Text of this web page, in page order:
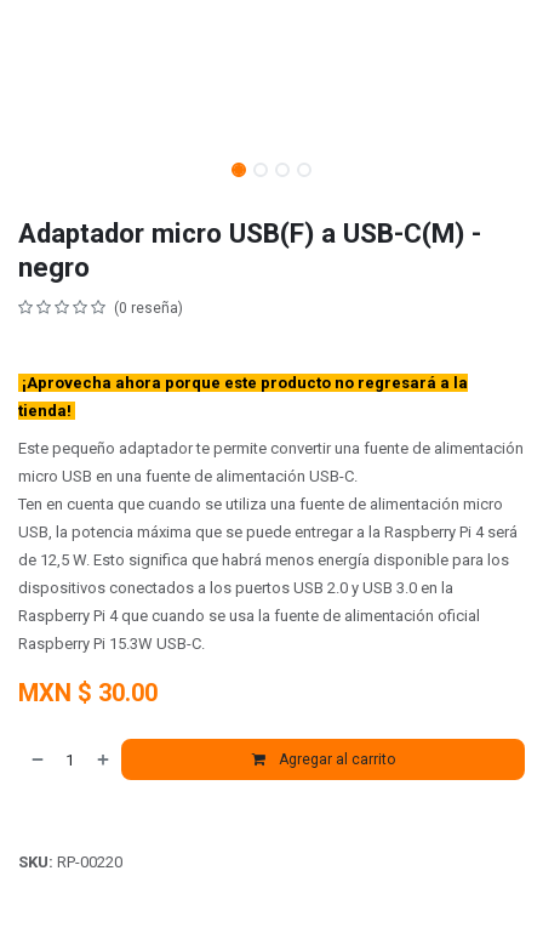
Adaptador micro USB(F) a USB-C(M) -
negro
(0 reseña)
¡Aprovecha ahora porque este producto no regresará a la
tienda!
Este pequeño adaptador te permite convertir una fuente de alimentación
micro USB en una fuente de alimentación USB-C.
Ten en cuenta que cuando se utiliza una fuente de alimentación micro
USB, la potencia máxima que se puede entregar a la Raspberry Pi 4 será
de 12,5 W. Esto significa que habrá menos energía disponible para los
dispositivos conectados a los puertos USB 2.0 y USB 3.0 en la
Raspberry Pi 4 que cuando se usa la fuente de alimentación oficial
Raspberry Pi 15.3W USB-C.
MXN $ 30.00
Agregar al carrito
SKU: RP-00220